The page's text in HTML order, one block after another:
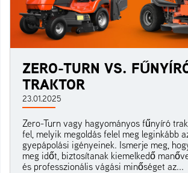
ZERO-TURN VS.
TRAKTOR
23.01.2025
Zero-Turn vagy hagyományos fűnyíró
fel, melyik megoldás felel meg leginkább
gyepápolási igényeinek. Ismerje meg,
meg időt, biztosítanak kiemelkedő
és professzionális vágási minőséget az...